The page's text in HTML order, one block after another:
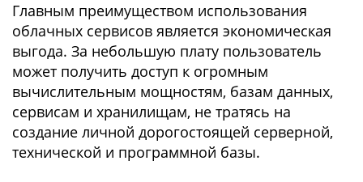
Главным преимуществом использования
облачных сервисов является экономическая
выгода. За небольшую плату пользователь
может получить доступ к огромным
вычислительным мощностям, базам данных,
сервисам и хранилищам, не тратясь на
создание личной дорогостоящей серверной,
технической и программной базы.